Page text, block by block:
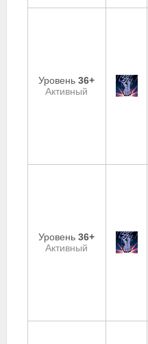
Уровень36+
Активный
Уровень36+
Активный